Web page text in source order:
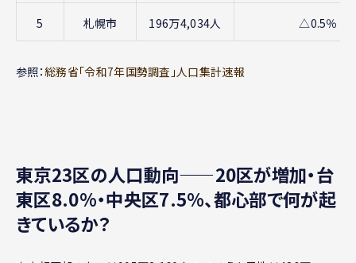
5 札幌市 196万4,034人 △0.5％
参照：総務省「令和7年国勢調査」人口集計速報
東京23区の人口動向——20区が増加・台
東区8.0%・中央区7.5%、都心部で何が起
きているか？